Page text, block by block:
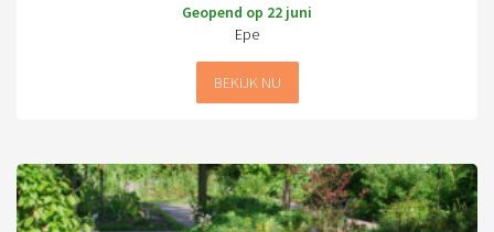
Geopend op 22 juni
Epe
BEKIJK NU